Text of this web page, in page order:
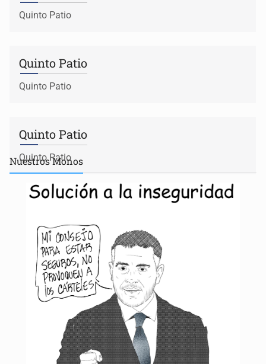
Quinto Patio
Quinto Patio
Quinto Patio
Quinto Patio
Quinto Patio
NuestrosMonos